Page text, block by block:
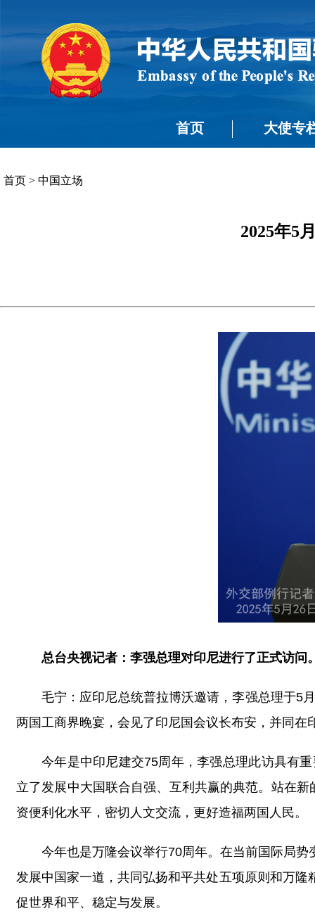
首页 大使专
首页 > 中国立场
2025年5
总台央视记者：李强总理对印尼进行了正式访
毛宁：应印尼总统普拉博沃邀请，李强总理于5
两国工商界晚宴，会见了印尼国会议长布安，并同在
今年是中印尼建交75周年，李强总理此访具有
立了发展中大国联合自强、互利共赢的典范。站在
资便利化水平，密切人文交流，更好造福两国人民。
今年也是万隆会议举行70周年。在当前国际局
发展中国家一道，共同弘扬和平共处五项原则和万
促世界和平、稳定与发展。